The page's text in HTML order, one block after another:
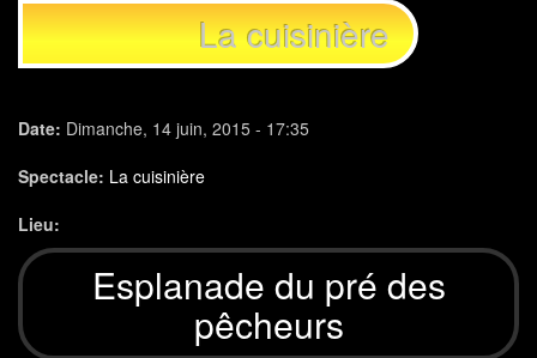
La cuisinière
Date: Dimanche, 14 juin, 2015 - 17:35
Spectacle: La cuisinière
Lieu:
Esplanade du pré des
pêcheurs